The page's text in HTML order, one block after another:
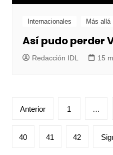
Internacionales Más allá
Así pudo perder
Redacción IDL 15
Paginación
entradas
Anterior 1 …
40 41 42